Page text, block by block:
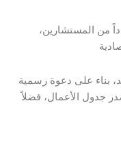
من المستشارين،
بناء على دعوة رسمية
جدول الأعمال، فضلاً